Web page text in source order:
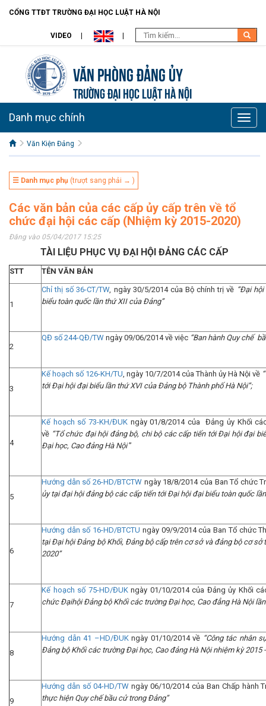
CỔNG TTĐT TRƯỜNG ĐẠI HỌC LUẬT HÀ NỘI
VIDEO
Văn Phòng Đảng Ủy
TRƯỜNG ĐẠI HỌC LUẬT HÀ NỘI
Toggle
Danh mục chính
Văn Kiện Đảng
☰ Danh mục phụ (trượt sang phải → )
Các văn bản của các cấp ủy cấp trên về tổ
chức đại hội các cấp (Nhiệm kỳ 2015-2020)
Đăng vào 05/04/2017 15:25
TÀI LIỆU PHỤC VỤ ĐẠI HỘI ĐẢNG CÁC CẤP
STT TÊN VĂN BẢN
1
Chỉ thị số 36-CT/TW, ngày 30/5/2014 của Bộ chính trị về “Đại
biểu toàn quốc lần thứ XII của Đảng”
2
QĐ số 244-QĐ/TW ngày 09/06/2014 về việc “Ban hành Quy chế
3
Kế hoạch số 126-KH/TU, ngày 10/7/2014 của Thành ủy Hà Nội về
tới Đại hội đại biểu lần thứ XVI của Đảng bộ Thành phố Hà Nội”;
4
Kế hoạch số 73-KH/ĐUK ngày 01/8/2014 của Đảng ủy Khối
về “Tổ chức đại hội đảng bộ, chi bộ các cấp tiến tới Đại hội đại
Đại học, Cao đảng Hà Nội”
5
Hướng dẫn số 26-HD/BTCTW ngày 18/8/2014 của Ban Tổ chức
ủy tại đại hội đảng bộ các cấp tiến tới Đại hội đại biểu toàn quốc
6
Hướng dẫn số 16-HD/BTCTU ngày 09/9/2014 của Ban Tổ chức
tại Đại hội Đảng bộ Khối, Đảng bộ cấp trên cơ sở và đảng bộ cơ
2020”
7
Kế hoạch số 75-HD/ĐUKngày 01/10/2014 của Đảng ủy Khối
chức Đạihội Đảng bộ Khối các trường Đại học, Cao đẳng Hà Nội
8
Hướng dẫn 41 –HD/ĐUKngày 01/10/2014 về “Công tác nhân
Đảng bộ Khối các trường Đại học, Cao đảng Hà Nội nhiệm kỳ 2015
9
Hướng dẫn số 04-HD/TWngày 06/10/2014 của Ban Chấp hành
thực hiện Quy chế bầu cử trong Đảng”